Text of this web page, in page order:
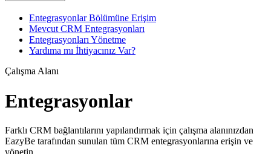
Entegrasyonlar Bölümüne Erişim
Mevcut CRM Entegrasyonları
Entegrasyonları Yönetme
Yardıma mı İhtiyacınız Var?
Çalışma Alanı
Entegrasyonlar
Farklı CRM bağlantılarını yapılandırmak için çalışma alanınızdan
EazyBe tarafından sunulan tüm CRM entegrasyonlarına erişin ve